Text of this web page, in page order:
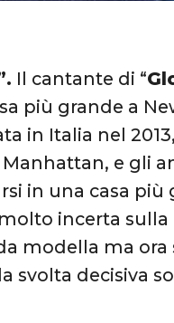
Il cantante di “
più grande a
in Italia nel
e gli
in una casa più
incerta sulla
modella ma ora
svolta decisiva